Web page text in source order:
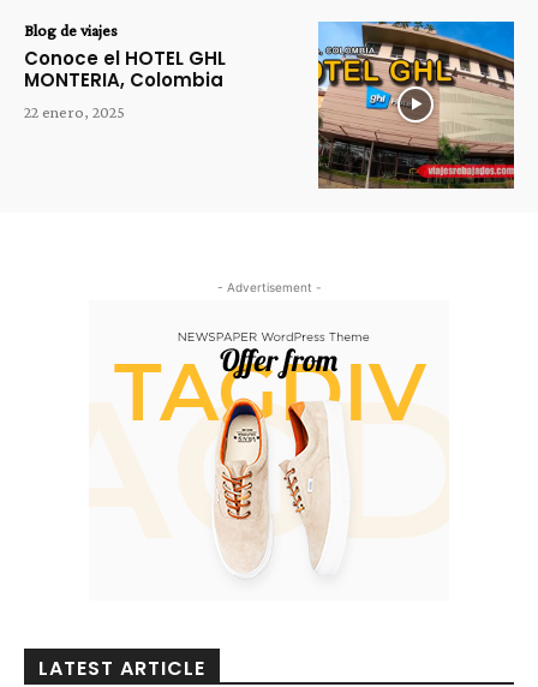
Blog de viajes
Conoce el HOTEL GHL
MONTERIA, Colombia
22 enero, 2025
- Advertisement -
LATEST ARTICLE